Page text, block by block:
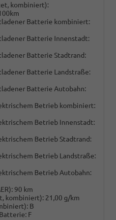
kombiniert):
Batterie kombiniert:
Batterie Innenstadt:
Batterie Stadtrand:
Batterie Landstraße:
Batterie Autobahn:
Betrieb kombiniert:
Betrieb Innenstadt:
Betrieb Stadtrand:
Betrieb Landstraße:
Betrieb Autobahn:
90 km
kombiniert): 21,00 g/km
B
F